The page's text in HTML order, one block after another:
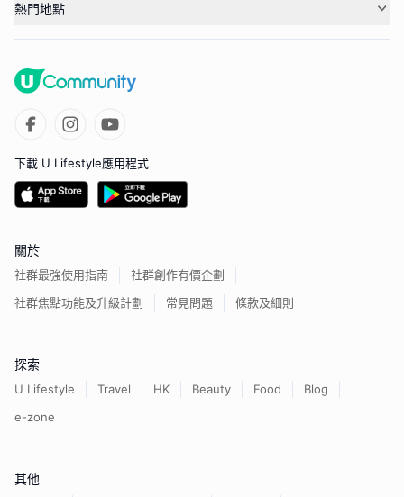
熱門地點
下載 U Lifestyle應用程式
關於
社群最強使用指南
社群創作有價企劃
社群焦點功能及升級計劃
常見問題 條款及細則
探索
U Lifestyle Travel HK Beauty Food
Blog
e-zone
其他